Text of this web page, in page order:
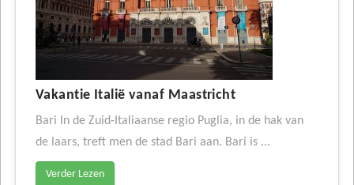
Vakantie Italië vanaf Maastricht
Bari In de Zuid-Italiaanse regio Puglia, in de hak van
de laars, treft men de stad Bari aan. Bari is ...
Verder Lezen